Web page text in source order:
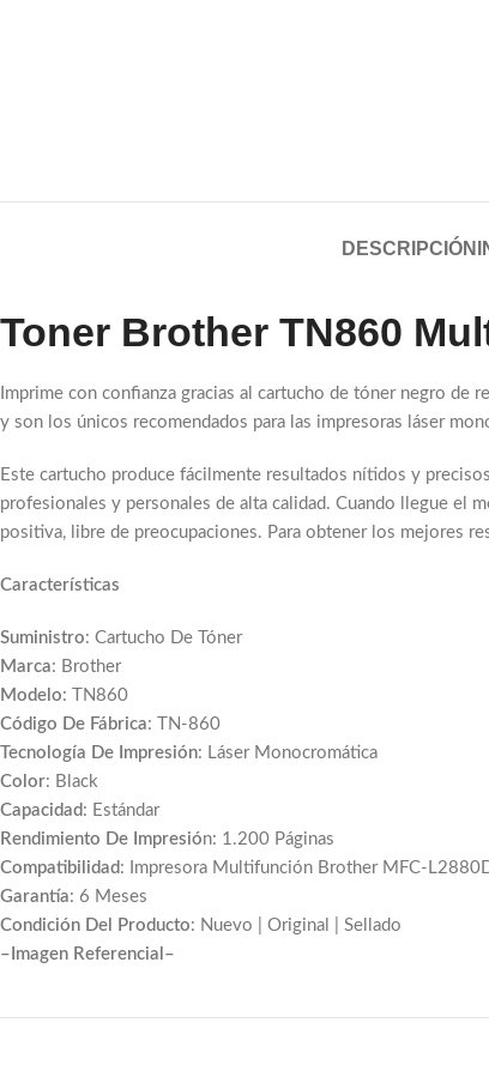
DESCRIPCIÓN
Toner Brother TN860
Imprime con confianza gracias al cartucho de tóner negro de
y son los únicos recomendados para las impresoras láser
Este cartucho produce fácilmente resultados nítidos y
profesionales y personales de alta calidad. Cuando llegue el
positiva, libre de preocupaciones. Para obtener los mejores
Características
Suministro: Cartucho De Tóner
Marca: Brother
Modelo: TN860
Código De Fábrica: TN-860
Tecnología De Impresión: Láser Monocromática
Color: Black
Capacidad : Estándar
Rendimiento De Impresión: 1.200 Páginas
Compatibilidad : Impresora Multifunción Brother MFC-
Garantía: 6 Meses
Condición Del Producto: Nuevo | Original | Sellado
–Imagen Referencial–